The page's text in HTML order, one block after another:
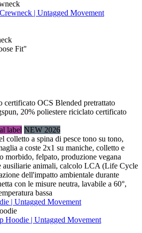
| Untagged Movement
Fit"
certificato OCS Blended pretrattato
20% poliestere riciclato certificato
label NEW 2026
colletto a spina di pesce tono su tono,
a coste 2x1 su maniche, colletto e
morbido, felpato, produzione vegana
ausiliarie animali, calcolo LCA (Life Cycle
dell'impatto ambientale durante
con le misure neutra, lavabile a 60°,
bassa
| Untagged Movement
Hoodie | Untagged Movement